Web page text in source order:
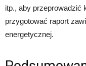
itp., aby przeprowadzić
przygotować raport
energetycznej.